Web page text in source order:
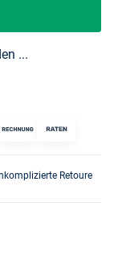
...
Retoure